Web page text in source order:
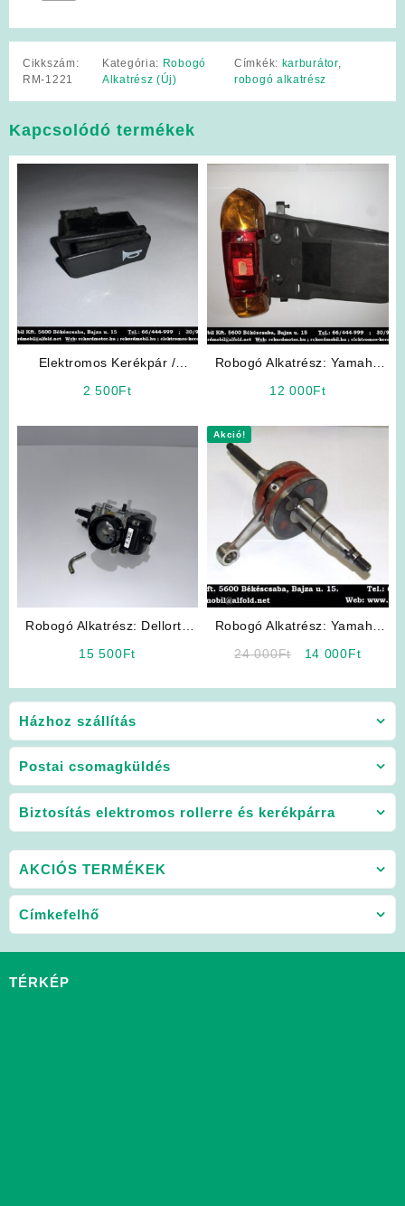
Házhoz szállítás
Postai csomagküldés
Biztosítás elektromos rollerre és kerékpárra
Cikkszám:
RM-1221
Kategória: Robogó
Alkatrész (Új)
Címkék: karburátor,
robogó alkatrész
Kapcsolódó termékek
Elektromos Kerékpár /
2 500Ft
Robogó Alkatrész: Yamaha
12 000Ft
Robogó Alkatrész: Dellorto
15 500Ft
Akció!
Robogó Alkatrész: Yamaha
24 000Ft
Original
was:
14 000Ft
is:
000Ft.
AKCIÓS TERMÉKEK
Címkefelhő
TÉRKÉP